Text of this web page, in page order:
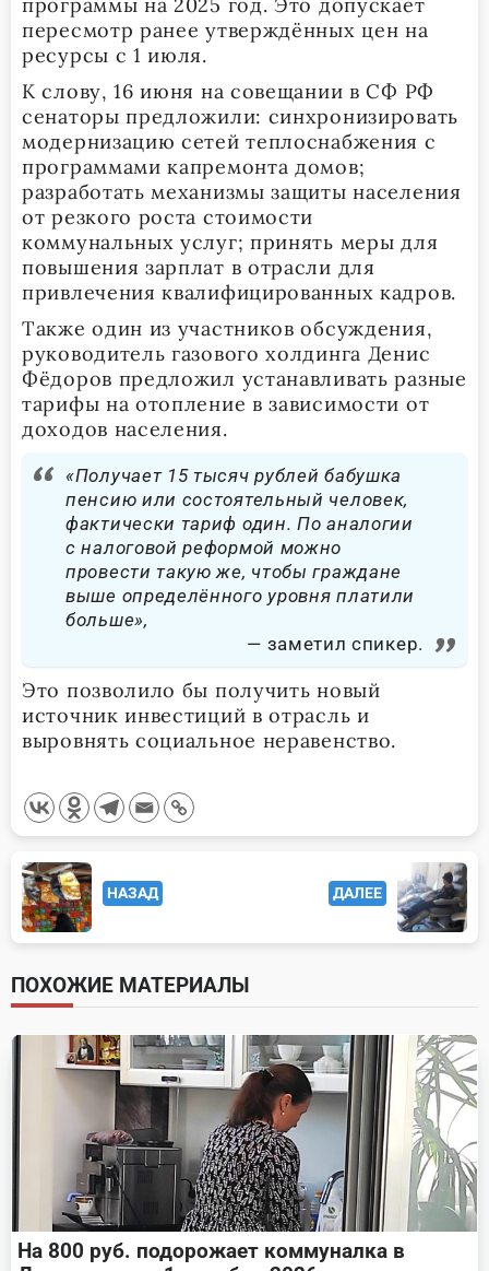
пересмотр ранее утверждённых цен на
ресурсы с 1 июля.
К слову, 16 июня на совещании в СФ РФ
сенаторы предложили: синхронизировать
модернизацию сетей теплоснабжения с
программами капремонта домов;
разработать механизмы защиты населения
от резкого роста стоимости
коммунальных услуг; принять меры для
повышения зарплат в отрасли для
привлечения квалифицированных кадров.
Также один из участников обсуждения,
руководитель газового холдинга Денис
Фёдоров предложил устанавливать разные
тарифы на отопление в зависимости от
доходов населения.
«Получает 15 тысяч рублей бабушка
пенсию или состоятельный человек,
фактически тариф один. По аналогии
с налоговой реформой можно
провести такую же, чтобы граждане
выше определённого уровня платили
больше»,
заметил спикер.
Это позволило бы получить новый
источник инвестиций в отрасль и
выровнять социальное неравенство.
<span
class="nav-
subtitle
screen-
reader-
text">Page</span>
НАЗАД ДАЛЕЕ
ПОХОЖИЕ МАТЕРИАЛЫ
На 800 руб. подорожает коммуналка в